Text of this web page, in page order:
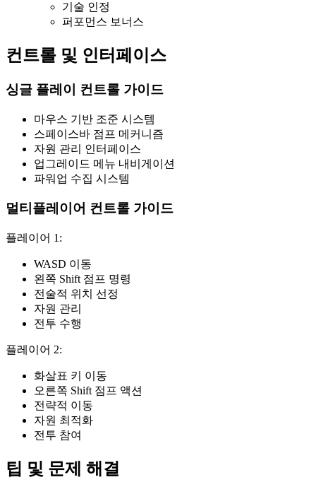
기술 인정
퍼포먼스 보너스
컨트롤 및 인터페이스
싱글 플레이 컨트롤 가이드
마우스 기반 조준 시스템
스페이스바 점프 메커니즘
자원 관리 인터페이스
업그레이드 메뉴 내비게이션
파워업 수집 시스템
멀티플레이어 컨트롤 가이드
플레이어 1:
WASD 이동
왼쪽 Shift 점프 명령
전술적 위치 선정
자원 관리
전투 수행
플레이어 2:
화살표 키 이동
오른쪽 Shift 점프 액션
전략적 이동
자원 최적화
전투 참여
팁 및 문제 해결